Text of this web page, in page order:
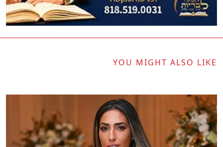
YOU MIGHT ALSO LIKE